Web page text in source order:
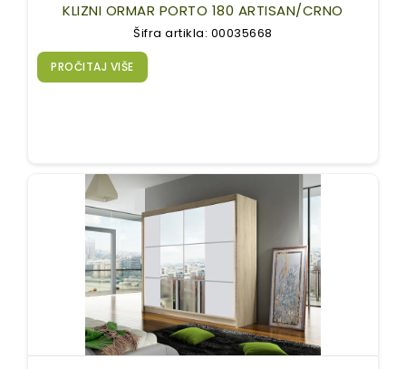
KLIZNI ORMAR PORTO 180 ARTISAN/CRNO
Šifra artikla: 00035668
PROČITAJ VIŠE